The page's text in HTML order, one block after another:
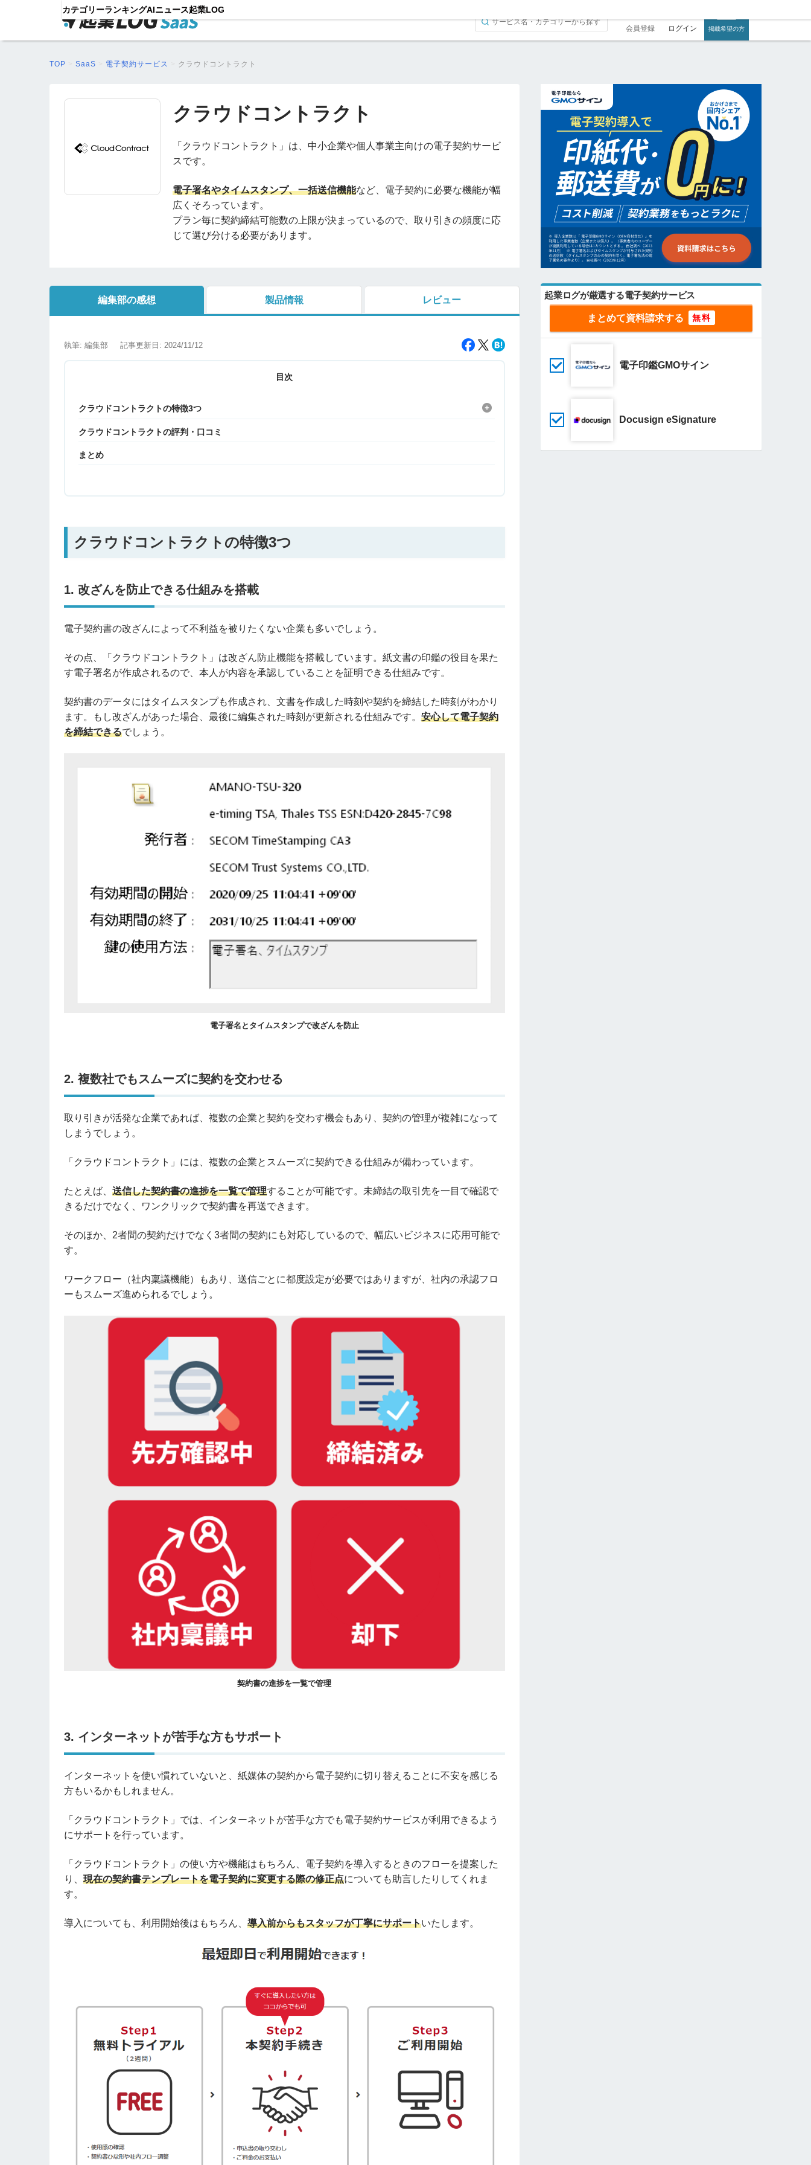
カテゴリーランキングAIニュース起業LOG
会員登録 ログイン 掲載希望の方
TOP SaaS 電子契約サービス クラウドコントラクト
クラウドコントラクト
「クラウドコントラクト」は、中小企業や個人事業主向けの電子契約サービ
スです。
電子署名やタイムスタンプ、一括送信機能など、電子契約に必要な機能が幅
広くそろっています。
プラン毎に契約締結可能数の上限が決まっているので、取り引きの頻度に応
じて選び分ける必要があります。
編集部の感想 製品情報 レビュー
執筆: 編集部 記事更新日: 2024/11/12
目次
クラウドコントラクトの特徴3つ
クラウドコントラクトの評判・口コミ
まとめ
クラウドコントラクトの特徴3つ
1. 改ざんを防止できる仕組みを搭載
電子契約書の改ざんによって不利益を被りたくない企業も多いでしょう。
その点、「クラウドコントラクト」は改ざん防止機能を搭載しています。紙文書の印鑑の役目を果た
す電子署名が作成されるので、本人が内容を承認していることを証明できる仕組みです。
契約書のデータにはタイムスタンプも作成され、文書を作成した時刻や契約を締結した時刻がわかり
ます。もし改ざんがあった場合、最後に編集された時刻が更新される仕組みです。 安心して電子契約
を締結できるでしょう。
電子署名とタイムスタンプで改ざんを防止
2. 複数社でもスムーズに契約を交わせる
取り引きが活発な企業であれば、複数の企業と契約を交わす機会もあり、契約の管理が複雑になって
しまうでしょう。
「クラウドコントラクト」には、複数の企業とスムーズに契約できる仕組みが備わっています。
たとえば、 送信した契約書の進捗を一覧で管理することが可能です。未締結の取引先を一目で確認で
きるだけでなく、ワンクリックで契約書を再送できます。
そのほか、2者間の契約だけでなく3者間の契約にも対応しているので、幅広いビジネスに応用可能で
す。
ワークフロー（社内稟議機能）もあり、送信ごとに都度設定が必要ではありますが、社内の承認フロ
ーもスムーズ進められるでしょう。
契約書の進捗を一覧で管理
3. インターネットが苦手な方もサポート
インターネットを使い慣れていないと、紙媒体の契約から電子契約に切り替えることに不安を感じる
方もいるかもしれません。
「クラウドコントラクト」では、インターネットが苦手な方でも電子契約サービスが利用できるよう
にサポートを行っています。
「クラウドコントラクト」の使い方や機能はもちろん、電子契約を導入するときのフローを提案した
り、 現在の契約書テンプレートを電子契約に変更する際の修正点についても助言したりしてくれま
す。
導入についても、利用開始後はもちろん、 導入前からもスタッフが丁寧にサポートいたします。
起業ログが厳選する電子契約サービス
まとめて資料請求する
電子印鑑GMOサイン
Docusign eSignature